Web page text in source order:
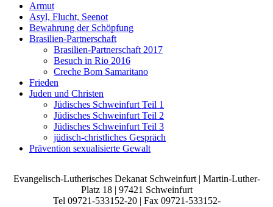
Armut
Asyl, Flucht, Seenot
Bewahrung der Schöpfung
Brasilien-Partnerschaft
Brasilien-Partnerschaft 2017
Besuch in Rio 2016
Creche Bom Samaritano
Frieden
Juden und Christen
Jüdisches Schweinfurt Teil 1
Jüdisches Schweinfurt Teil 2
Jüdisches Schweinfurt Teil 3
jüdisch-christliches Gespräch
Prävention sexualisierte Gewalt
Evangelisch-Lutherisches Dekanat Schweinfurt | Martin-Luther-
Platz 18 | 97421 Schweinfurt
Tel 09721-533152-20 | Fax 09721-533152-